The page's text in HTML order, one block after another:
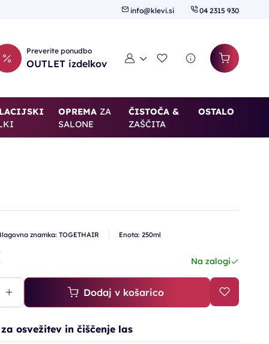
info@klevi.si 04 2315 930
Preverite ponudbo
OUTLET izdelkov Moj računSeznam želja
OPREMAZA
SALONE
ČISTOČA &
ZAŠČITA
OSTALO
znamka: TOGETHAIR Enota: 250ml
Na zalogi
Dodaj v košarico
osvežitev in čiščenje las